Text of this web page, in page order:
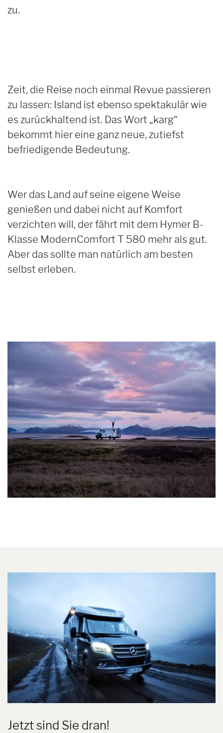
zu.
Zeit, die Reise noch einmal Revue passieren
zu lassen: Island ist ebenso spektakulär wie
es zurückhaltend ist. Das Wort „karg“
bekommt hier eine ganz neue, zutiefst
befriedigende Bedeutung.
Wer das Land auf seine eigene Weise
genießen und dabei nicht auf Komfort
verzichten will, der fährt mit dem Hymer B-
Klasse ModernComfort T 580 mehr als gut.
Aber das sollte man natürlich am besten
selbst erleben.
Jetzt sind Sie dran!